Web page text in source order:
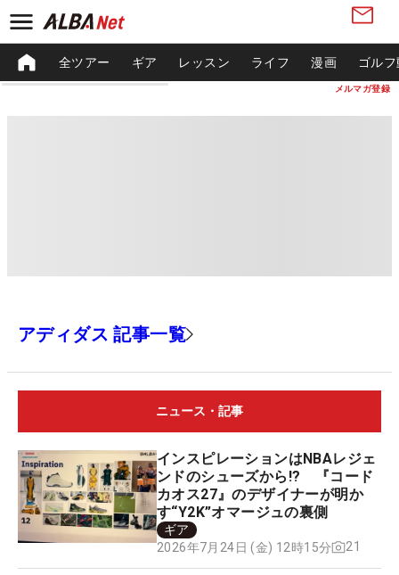
メルマガ登録
全ツアー ギア レッスン ライフ 漫画 ゴル
アディダス 記事一覧
ニュース・記事
インスピレーションはNBAレジェ
ンドのシューズから!? 『コード
カオス27』のデザイナーが明か
す“Y2K”オマージュの裏側
ギア
2026年7月24日 (金) 12時15分
21